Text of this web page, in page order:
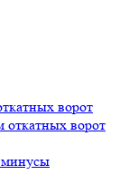
ворот
откатных ворот